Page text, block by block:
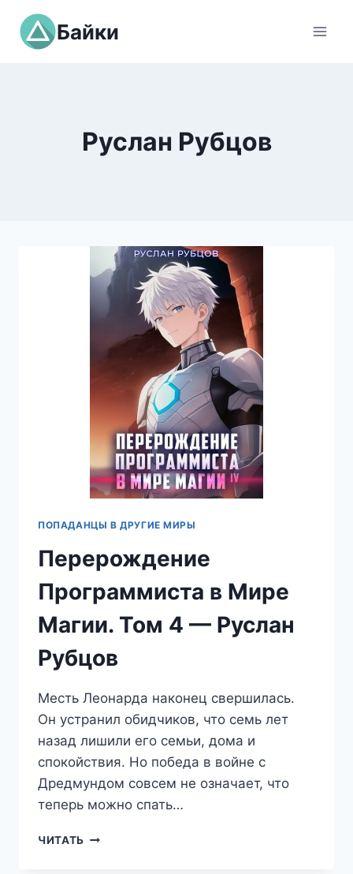
Перейти
содержимому
Байки
Руслан Рубцов
ПОПАДАНЦЫ В ДРУГИЕ МИРЫ
Перерождение
Программиста в Мире
Магии. Том 4 — Руслан
Рубцов
Месть Леонарда наконец свершилась.
Он устранил обидчиков, что семь лет
назад лишили его семьи, дома и
спокойствия. Но победа в войне с
Дредмундом совсем не означает, что
теперь можно спать…
ЧИТАТЬ ПЕРЕРОЖДЕНИЕ